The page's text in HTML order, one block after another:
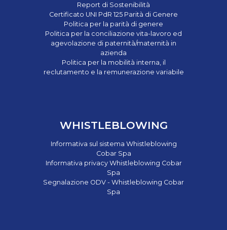
Report di Sostenibilità
Certificato UNI PdR 125 Parità di Genere
Politica per la parità di genere
Politica per la conciliazione vita-lavoro ed
agevolazione di paternità/maternità in
azienda
Politica per la mobilità interna, il
reclutamento e la remunerazione variabile
WHISTLEBLOWING
Informativa sul sistema Whistleblowing
Cobar Spa
Informativa privacy Whistleblowing Cobar
Spa
Segnalazione ODV - Whistleblowing Cobar
Spa